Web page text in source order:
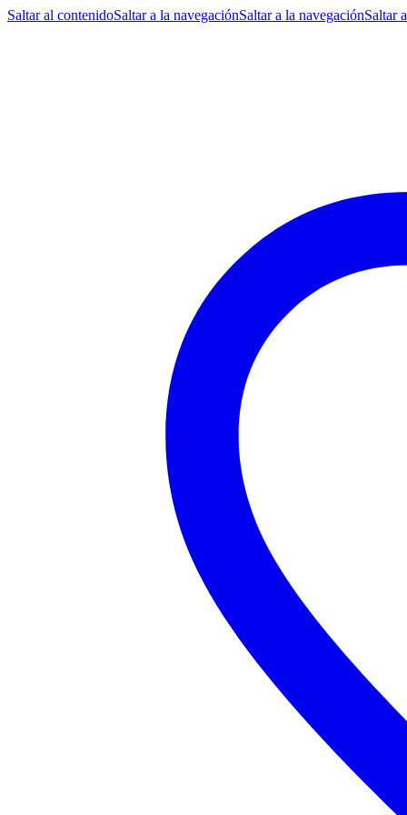
Saltar al contenidoSaltar a la navegaciónSaltar a la navegaciónSaltar